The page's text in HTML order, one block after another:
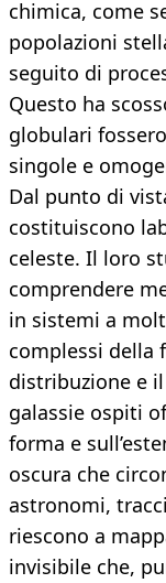
chimica, come
popolazioni
seguito di
Questo ha
globulari
singole e
Dal punto di
costituiscono
celeste. Il loro
comprendere
in sistemi a
complessi della
distribuzione e
galassie ospiti
forma e
oscura che
astronomi,
riescono a
invisibile che,